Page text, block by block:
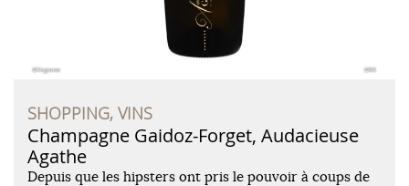
SHOPPING, VINS
Champagne Gaidoz-Forget, Audacieuse
Agathe
Depuis que les hipsters ont pris le pouvoir à coups de